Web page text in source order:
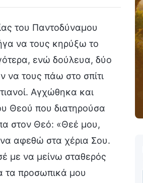
του Παντοδύναμου
να τους κηρύξω το
ενώ δούλευα, δύο
να τους πάω στο σπίτι
Αγχώθηκα και
Θεού που διατηρούσα
στον Θεό: «Θεέ μου,
αφεθώ στα χέρια Σου.
με να μείνω σταθερός
τα προσωπικά μου